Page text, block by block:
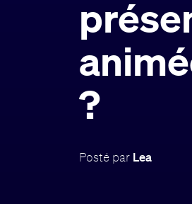
?
Posté par Lea